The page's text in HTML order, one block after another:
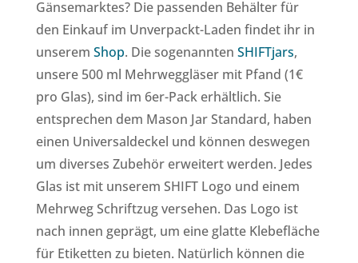
Gänsemarktes? Die passenden Behälter für
den Einkauf im Unverpackt-Laden findet ihr in
unserem Shop. Die sogenannten SHIFTjars,
unsere 500 ml Mehrweggläser mit Pfand (1€
pro Glas), sind im 6er-Pack erhältlich. Sie
entsprechen dem Mason Jar Standard, haben
einen Universaldeckel und können deswegen
um diverses Zubehör erweitert werden. Jedes
Glas ist mit unserem SHIFT Logo und einem
Mehrweg Schriftzug versehen. Das Logo ist
nach innen geprägt, um eine glatte Klebefläche
für Etiketten zu bieten. Natürlich können die